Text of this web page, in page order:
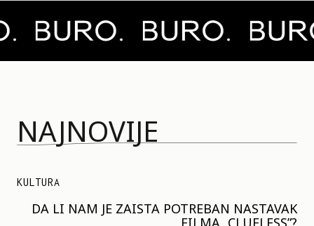
NAJNOVIJE
KULTURA
DA LI NAM JE ZAISTA POTREBAN NASTAVAK